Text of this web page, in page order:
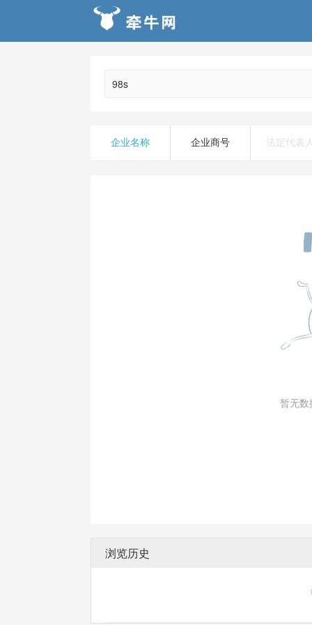
企业名称 企业商号 法定代表
暂无
浏览历史